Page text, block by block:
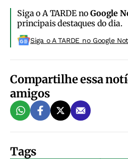
Siga o A TARDE noGoogle
principais destaques do dia.
Siga o A TARDE no Google
Compartilhe essa
amigos
Tags